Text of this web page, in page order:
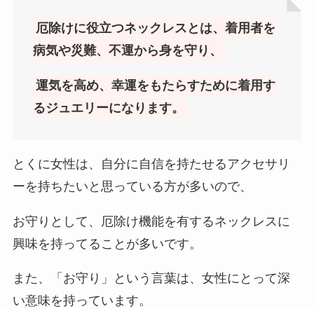
厄除けに役立つネックレスとは、着用者を
病気や災難、不運から身を守り、
運気を高め、幸運をもたらすために着用す
るジュエリーになります。
とくに女性は、自分に自信を持たせるアクセサリ
ーを持ちたいと思っている方が多いので、
お守りとして、厄除け機能を有するネックレスに
興味を持ってることが多いです。
また、「お守り」という言葉は、女性にとって深
い意味を持っています。